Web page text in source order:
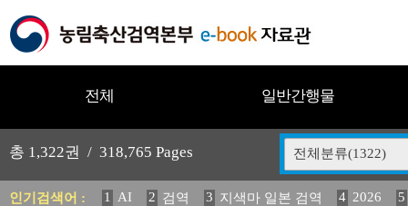
전체 일반간행물
총 1,322권 / 318,765 Pages 전체분류(1322)
인기검색어 : 1 AI 2 검역 3 지색마 일본 검역 4 2026 5